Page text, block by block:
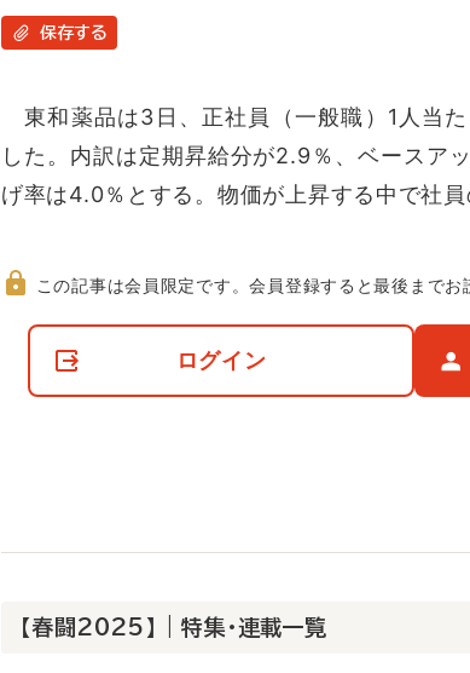
保存する
東和薬品は3日、正社員（一般職）1人当
した。内訳は定期昇給分が2.9％、ベースア
げ率は4.0％とする。物価が上昇する中で社
て
この記事は会員限定です。会員登録すると最後までお
ログイン
【春闘2025】 | 特集・連載一覧